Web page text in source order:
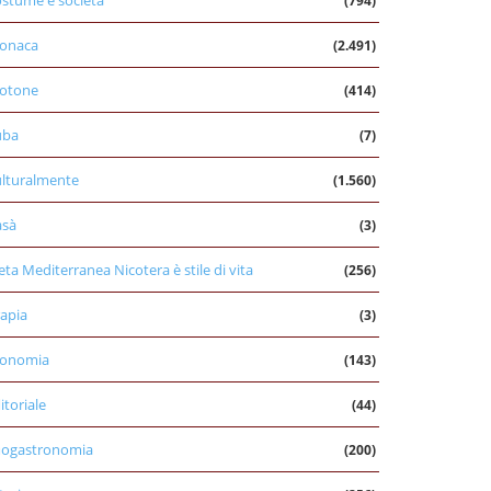
(2.491)
(414)
(7)
(1.560)
(3)
Mediterranea Nicotera è stile di vita (256)
(3)
(143)
(44)
(200)